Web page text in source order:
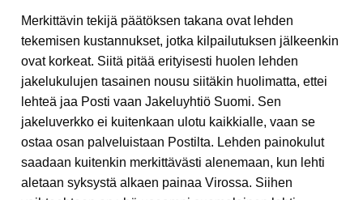
Merkittävin tekijä päätöksen takana ovat lehden
tekemisen kustannukset, jotka kilpailutuksen jälkeenkin
ovat korkeat. Siitä pitää erityisesti huolen lehden
jakelukulujen tasainen nousu siitäkin huolimatta, ettei
lehteä jaa Posti vaan Jakeluyhtiö Suomi. Sen
jakeluverkko ei kuitenkaan ulotu kaikkialle, vaan se
ostaa osan palveluistaan Postilta. Lehden painokulut
saadaan kuitenkin merkittävästi alenemaan, kun lehti
aletaan syksystä alkaen painaa Virossa. Siihen